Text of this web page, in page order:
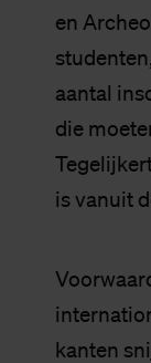
en
aantal
die
is vanuit
kanten